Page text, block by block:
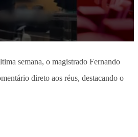
semana, o magistrado Fernando
direto aos réus, destacando o